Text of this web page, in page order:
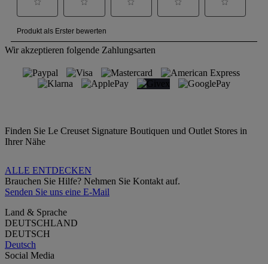
Wir akzeptieren folgende Zahlungsarten
Finden Sie Le Creuset Signature Boutiquen und Outlet Stores in
Ihrer Nähe
ALLE ENTDECKEN
Brauchen Sie Hilfe? Nehmen Sie Kontakt auf.
Senden Sie uns eine E-Mail
Land & Sprache
DEUTSCHLAND
DEUTSCH
Deutsch
Social Media